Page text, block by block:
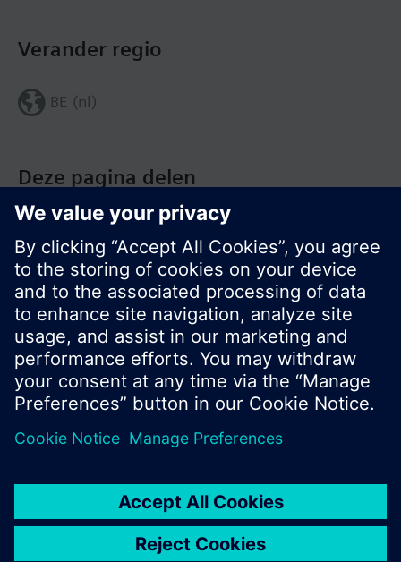
Deze pagina delen
Verander regio
BE (nl)
© Siemens Nederland N.V. 2017
Productportfolio en prijzen kunnen variëren per
Bescherming persoonsgegevens
Gebruikershandleiding